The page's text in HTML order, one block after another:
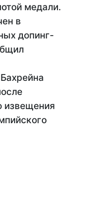
медали.
в
допинг-
извещения